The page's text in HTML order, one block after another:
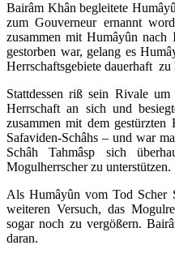
Bairâm Khân begleitete
zum Gouverneur ernannt
zusammen mit Humâyûn
gestorben war, gelang es
Herrschaftsgebiete dauerhaft zu
Stattdessen riß sein Rivale
Herrschaft an sich und
zusammen mit dem
Safaviden-Schâhs – und war
Schâh Tahmâsp sich
Mogulherrscher zu unterstützen.
Als Humâyûn vom Tod Scher
weiteren Versuch, das
sogar noch zu vergößern.
daran.